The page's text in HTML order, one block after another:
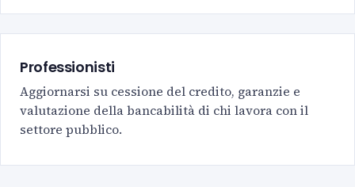
Professionisti
Aggiornarsi su cessione del credito, garanzie e
valutazione della bancabilità di chi lavora con il
settore pubblico.